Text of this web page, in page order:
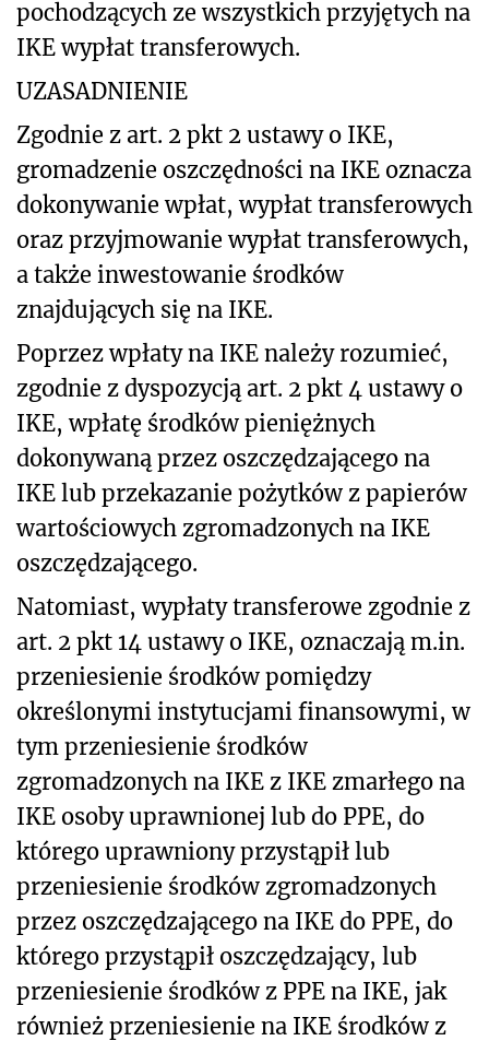
pochodzących ze wszystkich przyjętych na
IKE wypłat transferowych.
UZASADNIENIE
Zgodnie z art. 2 pkt 2 ustawy o IKE,
gromadzenie oszczędności na IKE oznacza
dokonywanie wpłat, wypłat transferowych
oraz przyjmowanie wypłat transferowych,
a także inwestowanie środków
znajdujących się na IKE.
Poprzez wpłaty na IKE należy rozumieć,
zgodnie z dyspozycją art. 2 pkt 4 ustawy o
IKE, wpłatę środków pieniężnych
dokonywaną przez oszczędzającego na
IKE lub przekazanie pożytków z papierów
wartościowych zgromadzonych na IKE
oszczędzającego.
Natomiast, wypłaty transferowe zgodnie z
art. 2 pkt 14 ustawy o IKE, oznaczają m.in.
przeniesienie środków pomiędzy
określonymi instytucjami finansowymi, w
tym przeniesienie środków
zgromadzonych na IKE z IKE zmarłego na
IKE osoby uprawnionej lub do PPE, do
którego uprawniony przystąpił lub
przeniesienie środków zgromadzonych
przez oszczędzającego na IKE do PPE, do
którego przystąpił oszczędzający, lub
przeniesienie środków z PPE na IKE, jak
również przeniesienie na IKE środków z